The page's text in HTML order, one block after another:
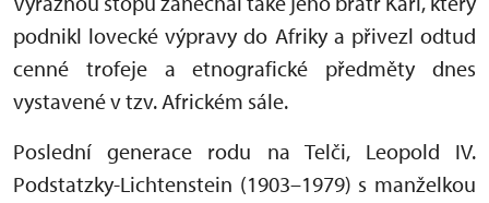
podnikl lovecké výpravy do Afriky a přivezl odtud
cenné trofeje a etnografické předměty dnes
vystavené v tzv. Africkém sále.
Poslední generace rodu na Telči, Leopold IV.
Podstatzky-Lichtenstein (1903–1979) s manželkou